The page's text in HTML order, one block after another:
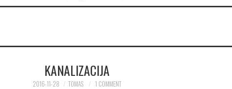
KANALIZACIJA
2016-11-28 TOMAS 1 COMMENT